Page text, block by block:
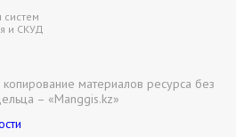
систем
и СКУД
материалов ресурса без
– «Manggis.kz»